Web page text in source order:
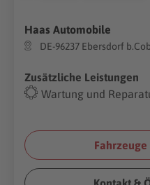
Haas Automobile
DE-96237 Ebersdorf
Zusätzliche Leistungen
Wartung und